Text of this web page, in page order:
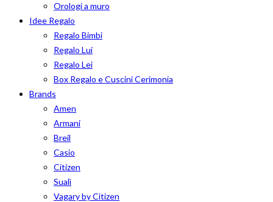
Orologi a muro
Idee Regalo
Regalo Bimbi
Regalo Lui
Regalo Lei
Box Regalo e Cuscini Cerimonia
Brands
Amen
Armani
Breil
Casio
Citizen
Sualì
Vagary by Citizen